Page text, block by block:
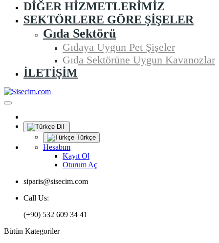
DIĞER HIZMETLERIMIZ
SEKTÖRLERE GÖRE ŞIŞELER
Gıda Sektörü
Gıdaya Uygun Pet Şişeler
Gıda Sektörüne Uygun Kavanozlar
İLETIŞIM
Dil
Türkçe
Hesabım
Kayıt Ol
Oturum Aç
siparis@sisecim.com
Call Us:
(+90) 532 609 34 41
Bütün Kategoriler